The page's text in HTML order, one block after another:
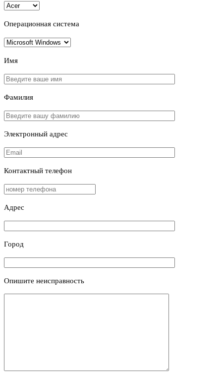
Операционная система
Имя
Фамилия
Электронный адрес
Контактный телефон
Адрес
Город
Опишите неисправность